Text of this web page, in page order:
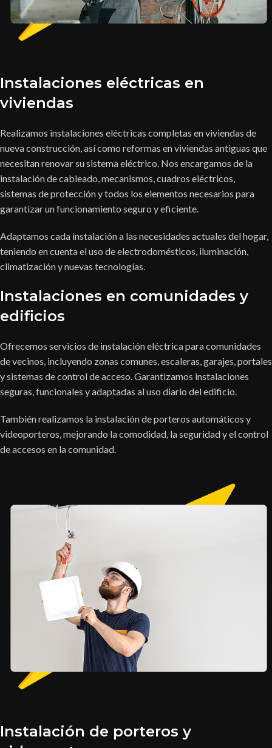
Instalaciones eléctricas en
viviendas
Realizamos instalaciones eléctricas completas en viviendas de
nueva construcción, así como reformas en viviendas antiguas que
necesitan renovar su sistema eléctrico. Nos encargamos de la
instalación de cableado, mecanismos, cuadros eléctricos,
sistemas de protección y todos los elementos necesarios para
garantizar un funcionamiento seguro y eficiente.
Adaptamos cada instalación a las necesidades actuales del hogar,
teniendo en cuenta el uso de electrodomésticos, iluminación,
climatización y nuevas tecnologías.
Instalaciones en comunidades y
edificios
Ofrecemos servicios de instalación eléctrica para comunidades
de vecinos, incluyendo zonas comunes, escaleras, garajes, portales
y sistemas de control de acceso. Garantizamos instalaciones
seguras, funcionales y adaptadas al uso diario del edificio.
También realizamos la instalación de porteros automáticos y
videoporteros, mejorando la comodidad, la seguridad y el control
de accesos en la comunidad.
Instalación de porteros y